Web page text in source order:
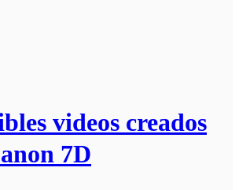
videos creados
7D